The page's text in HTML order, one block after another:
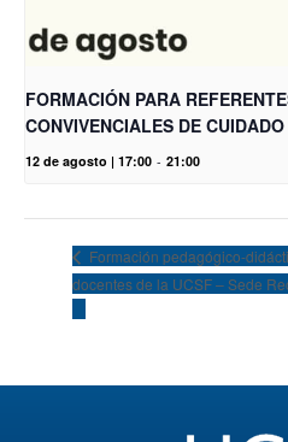
FORMACIÓN PARA
CONVIVENCIALES DE CUIDADO
12 de agosto | 17:00 - 21:00
Formación pedagógico-
docentes de la UCSF – Sede